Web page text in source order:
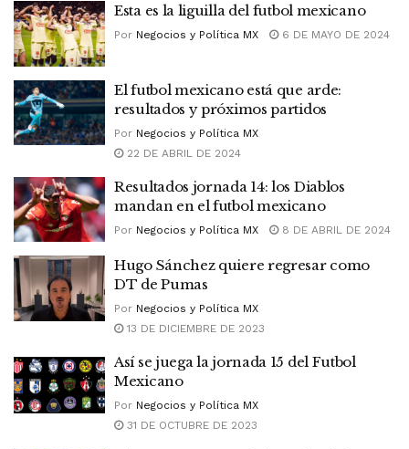
Esta es la liguilla del futbol mexicano
Por Negocios y Política MX 6 DE MAYO DE 2024
El futbol mexicano está que arde:
resultados y próximos partidos
Por Negocios y Política MX
22 DE ABRIL DE 2024
Resultados jornada 14: los Diablos
mandan en el futbol mexicano
Por Negocios y Política MX 8 DE ABRIL DE 2024
Hugo Sánchez quiere regresar como
DT de Pumas
Por Negocios y Política MX
13 DE DICIEMBRE DE 2023
Así se juega la jornada 15 del Futbol
Mexicano
Por Negocios y Política MX
31 DE OCTUBRE DE 2023